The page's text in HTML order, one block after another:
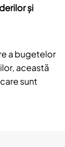
și
a bugetelor
această
sunt